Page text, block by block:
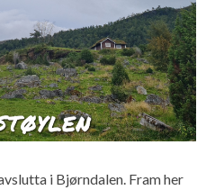
i Bjørndalen. Fram her